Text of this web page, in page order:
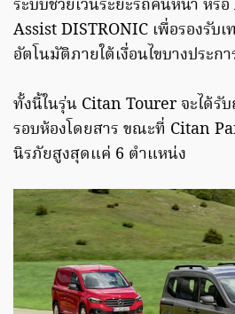
ระบบช่วยเว้นระยะรถคันหน้า หรื
Assist DISTRONIC เพื่อรองรับ
อัตโนมัติภายใต้เงื่อนไขบางประกา
ทั้งนี้ในรุ่น Citan Tourer จะได้รั
รอบห้องโดยสาร ขณะที่ Citan
นิรภัยสูงสุดแค่ 6 ตำแหน่ง